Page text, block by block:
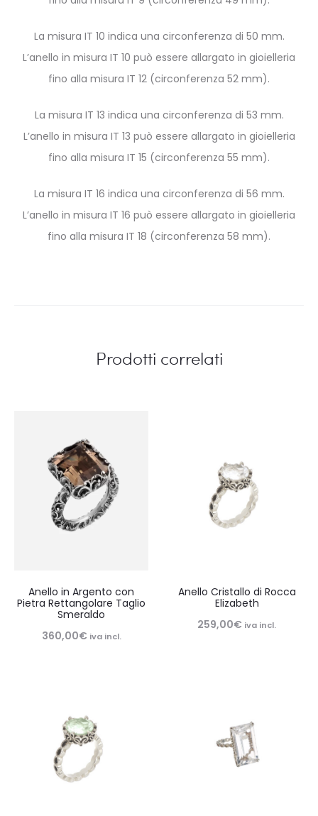
La misura IT 10 indica una circonferenza di 50 mm.
L’anello in misura IT 10 può essere allargato in gioielleria
fino alla misura IT 12 (circonferenza 52 mm).
La misura IT 13 indica una circonferenza di 53 mm.
L’anello in misura IT 13 può essere allargato in gioielleria
fino alla misura IT 15 (circonferenza 55 mm).
La misura IT 16 indica una circonferenza di 56 mm.
L’anello in misura IT 16 può essere allargato in gioielleria
fino alla misura IT 18 (circonferenza 58 mm).
Prodotti correlati
Anello in Argento con
Pietra Rettangolare Taglio
Smeraldo
360,00€ iva incl.
Anello Cristallo di Rocca
Elizabeth
259,00€ iva incl.